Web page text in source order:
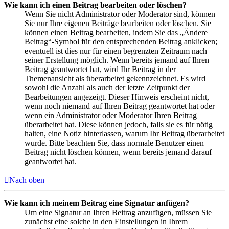
Wie kann ich einen Beitrag bearbeiten oder löschen?
Wenn Sie nicht Administrator oder Moderator sind, können
Sie nur Ihre eigenen Beiträge bearbeiten oder löschen. Sie
können einen Beitrag bearbeiten, indem Sie das „Ändere
Beitrag“-Symbol für den entsprechenden Beitrag anklicken;
eventuell ist dies nur für einen begrenzten Zeitraum nach
seiner Erstellung möglich. Wenn bereits jemand auf Ihren
Beitrag geantwortet hat, wird Ihr Beitrag in der
Themenansicht als überarbeitet gekennzeichnet. Es wird
sowohl die Anzahl als auch der letzte Zeitpunkt der
Bearbeitungen angezeigt. Dieser Hinweis erscheint nicht,
wenn noch niemand auf Ihren Beitrag geantwortet hat oder
wenn ein Administrator oder Moderator Ihren Beitrag
überarbeitet hat. Diese können jedoch, falls sie es für nötig
halten, eine Notiz hinterlassen, warum Ihr Beitrag überarbeitet
wurde. Bitte beachten Sie, dass normale Benutzer einen
Beitrag nicht löschen können, wenn bereits jemand darauf
geantwortet hat.
Nach oben
Wie kann ich meinem Beitrag eine Signatur anfügen?
Um eine Signatur an Ihren Beitrag anzufügen, müssen Sie
zunächst eine solche in den Einstellungen in Ihrem